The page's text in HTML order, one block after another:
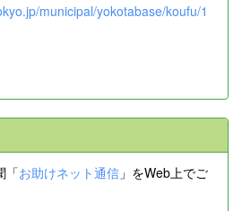
municipal/yokotabase/koufu/1
「お助けネット通信 」をWeb上でご